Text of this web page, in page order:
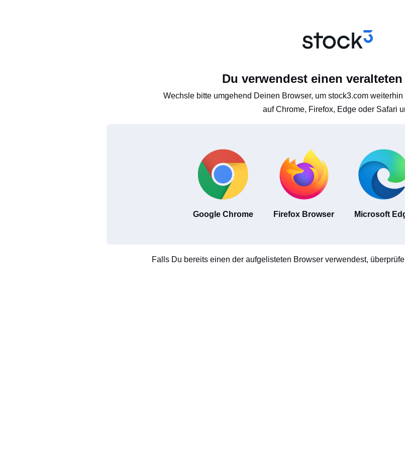
Du verwendest einen
Wechsle bitte umgehend Deinen Browser, um stock3.com
auf Chrome, Firefox, Edge oder Safari
Google Chrome Firefox Browser Microsoft
Falls Du bereits einen der aufgelisteten Browser verwendest,